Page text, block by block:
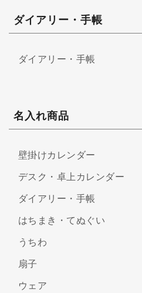
ダイアリー・手帳
ダイアリー・手帳
名入れ商品
壁掛けカレンダー
デスク・卓上カレンダー
ダイアリー・手帳
はちまき・てぬぐい
うちわ
扇子
ウェア